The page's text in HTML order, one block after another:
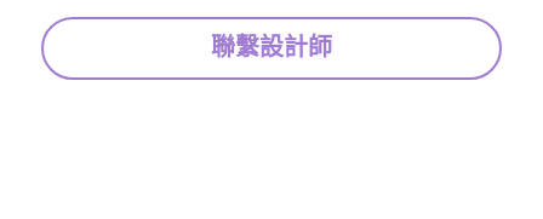
聯繫設計師